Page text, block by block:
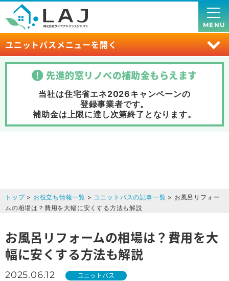
ユニットバスメニューを開く
MENU
先進的窓リノベの補助金もらえます
当社は住宅省エネ2026キャンペーンの
登録事業者です。
補助金は上限に達し次第終了 となります。
トップ> お役立ち情報一覧 > ユニットバスの記事一覧 > お風呂リフォー
ムの相場は？費用を大幅に安くする方法も解説
お風呂リフォームの相場は？費用を大
幅に安くする方法も解説
2025.06.12
ユニットバス